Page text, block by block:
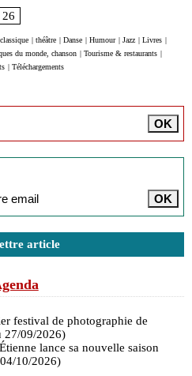
26
théâtre Danse Humour Jazz Livres
du monde, chanson Tourisme & restaurants
Téléchargements
article
festival de photographie de
27/09/2026)
lance sa nouvelle saison
10/2026)